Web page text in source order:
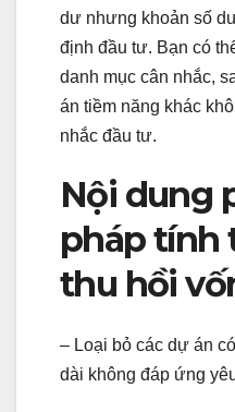
dư nhưng khoản số
định đầu tư. Bạn có
danh mục cân nhắc,
án tiềm năng khác
nhắc đầu tư.
Nội dung
pháp tính
thu hồi
– Loại bỏ các dự án
dài không đáp ứng